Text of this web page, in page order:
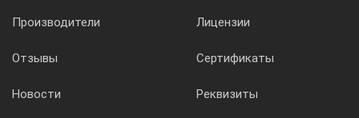
Производители Лицензии
Отзывы Сертификаты
Новости Реквизиты